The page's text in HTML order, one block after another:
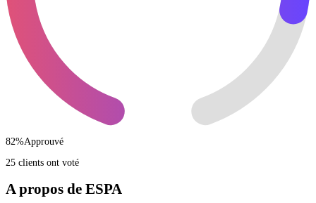
82%Approuvé
25 clients ont voté
A propos de ESPA